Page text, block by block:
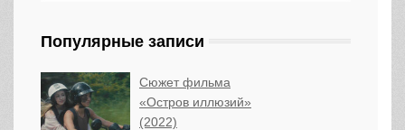
Популярные записи
Сюжет фильма
«Остров иллюзий»
(2022)